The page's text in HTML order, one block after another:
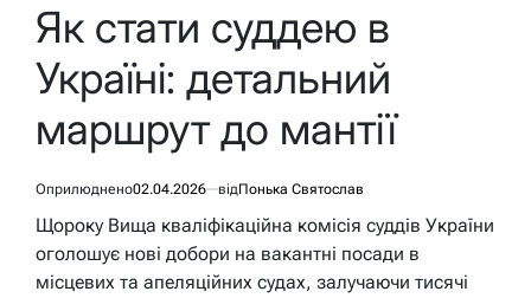
Як стати суддею в
Україні: детальний
маршрут до мантії
Оприлюднено02.04.2026 відПонька Святослав
Щороку Вища кваліфікаційна комісія суддів України
оголошує нові добори на вакантні посади в
місцевих та апеляційних судах, залучаючи тисячі